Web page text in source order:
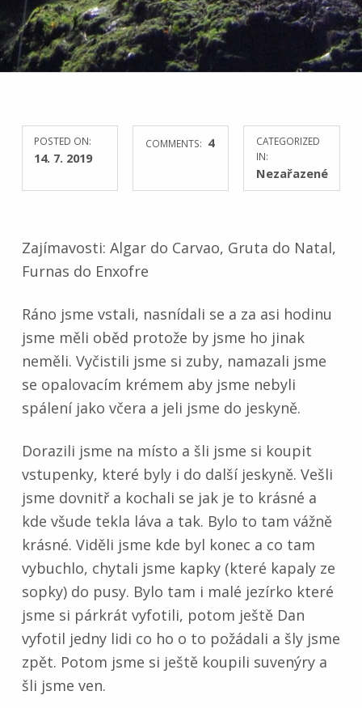
POSTED ON:
14. 7. 2019
COMMENTS: 4
CATEGORIZED
IN:
Nezařazené
Zajímavosti: Algar do Carvao, Gruta do Natal,
Furnas do Enxofre
Ráno jsme vstali, nasnídali se a za asi hodinu
jsme měli oběd protože by jsme ho jinak
neměli. Vyčistili jsme si zuby, namazali jsme
se opalovacím krémem aby jsme nebyli
spálení jako včera a jeli jsme do jeskyně.
Dorazili jsme na místo a šli jsme si koupit
vstupenky, které byly i do další jeskyně. Vešli
jsme dovnitř a kochali se jak je to krásné a
kde všude tekla láva a tak. Bylo to tam vážně
krásné. Viděli jsme kde byl konec a co tam
vybuchlo, chytali jsme kapky (které kapaly ze
sopky) do pusy. Bylo tam i malé jezírko které
jsme si párkrát vyfotili, potom ještě Dan
vyfotil jedny lidi co ho o to požádali a šly jsme
zpět. Potom jsme si ještě koupili suvenýry a
šli jsme ven.